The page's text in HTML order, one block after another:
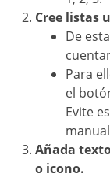
Cree listas
De
Para
el
Evite
Añada
o icono.